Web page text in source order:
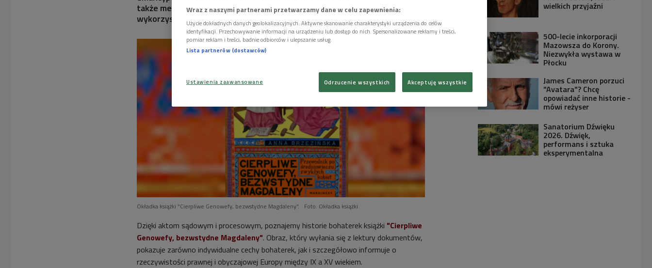
także metody ochrony prawnej oraz sposoby, w jakie było ono
wykorzystywane.
Okładka książki "Cierpliwe Genowefy, bezwstydne Magdaleny". Foto: Okładka książki
Dzięki aktom sądowym i procesowym, poznajemy historie bohaterek książki "Cierpliwe
Genowefy, bezwstydne Magdaleny". Obraz, który wyłania się z lektury dokumentów,
pokazuje zarówno indywidualne cechy bohaterek, jak i szczegółowo informuje o
rzeczywistości prawnej i obyczajowej Europy między IX a XV wiekiem.
wielkich przyjaźni
500-lecie inkorporacji
Mazowsza do Korony.
Niezwykła wystawa w
Płocku
James Cameron porzuci
"Avatara"? Chcę
opowiadać inne historie -
mówi reżyser
Sanatorium Dźwięku
2026. Dźwięk,
performans i sztuka
eksperymentalna
Wraz z naszymi partnerami przetwarzamy dane w celu zapewnienia:
Użycie dokładnych danych geolokalizacyjnych. Aktywne skanowanie charakterystyki urządzenia do celów
identyfikacji. Przechowywanie informacji na urządzeniu lub dostęp do nich. Spersonalizowane reklamy i treści,
pomiar reklam i treści, badnie odbiorców i ulepszanie usług.
Lista partnerów (dostawców)
Ustawienia zaawansowane Odrzucenie wszystkich Akceptuję wszystkie